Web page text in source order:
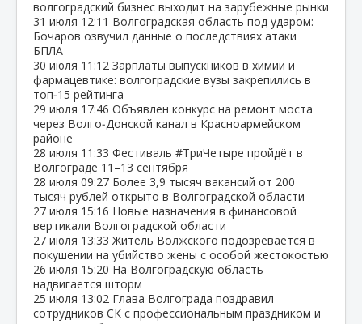
волгоградский бизнес выходит на зарубежные рынки
31 июля 12:11 Волгоградская область под ударом:
Бочаров озвучил данные о последствиях атаки
БПЛА
30 июля 11:12 Зарплаты выпускников в химии и
фармацевтике: волгоградские вузы закрепились в
топ‑15 рейтинга
29 июля 17:46 Объявлен конкурс на ремонт моста
через Волго‑Донской канал в Красноармейском
районе
28 июля 11:33 Фестиваль #ТриЧетыре пройдёт в
Волгограде 11–13 сентября
28 июля 09:27 Более 3,9 тысяч вакансий от 200
тысяч рублей открыто в Волгоградской области
27 июля 15:16 Новые назначения в финансовой
вертикали Волгоградской области
27 июля 13:33 Житель Волжского подозревается в
покушении на убийство жены с особой жестокостью
26 июля 15:20 На Волгоградскую область
надвигается шторм
25 июля 13:02 Глава Волгограда поздравил
сотрудников СК с профессиональным праздником и